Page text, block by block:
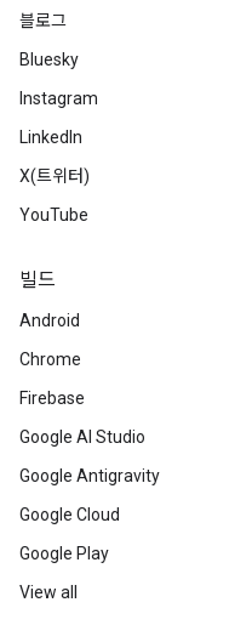
블로그
Bluesky
Instagram
LinkedIn
X(트위터)
YouTube
빌드
Android
Chrome
Firebase
Google AI Studio
Google Antigravity
Google Cloud
Google Play
View all